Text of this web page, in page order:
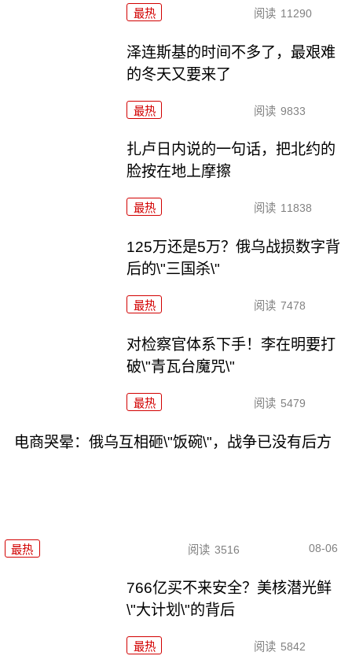
最热 阅读 11290
泽连斯基的时间不多了，最艰难
的冬天又要来了
最热 阅读 9833
扎卢日内说的一句话，把北约的
脸按在地上摩擦
最热 阅读 11838
125万还是5万？俄乌战损数字背
后的\"三国杀\"
最热 阅读 7478
对检察官体系下手！李在明要打
破\"青瓦台魔咒\"
最热 阅读 5479
电商哭晕：俄乌互相砸\"饭碗\"，战争已没有后方
最热 阅读 3516 08-06
766亿买不来安全？美核潜光鲜
\"大计划\"的背后
最热 阅读 5842